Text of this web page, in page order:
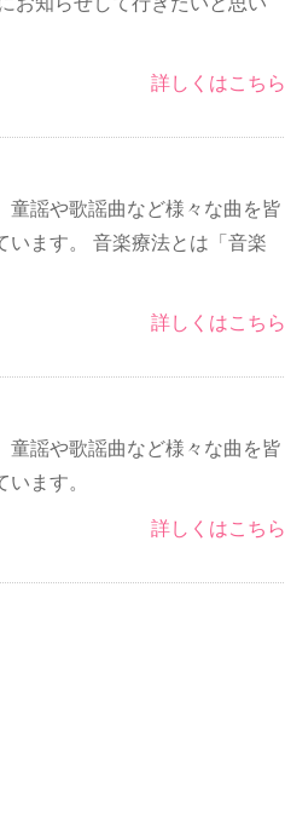
詳しくはこちら
童謡や歌謡曲など様々な曲を皆
います。 音楽療法とは「音楽
詳しくはこちら
童謡や歌謡曲など様々な曲を皆
ます。
詳しくはこちら